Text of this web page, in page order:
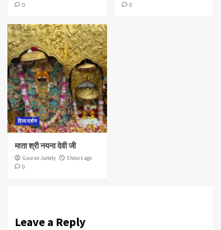
0
0
दिव्य दर्शन
माता श्री नयना देवी जी
Gaurav Jaitely
5 hours ago
0
Leave a Reply